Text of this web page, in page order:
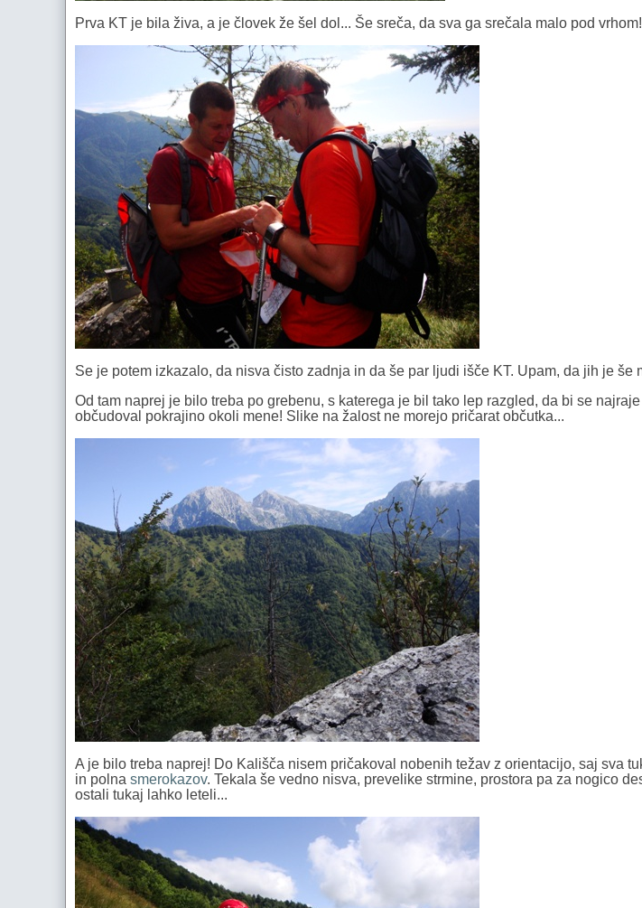
Prva KT je bila živa, a je človek že šel dol... Še sreča, da sva ga srečala malo pod
Se je potem izkazalo, da nisva čisto zadnja in da še par ljudi išče KT. Upam, da jih je še
Od tam naprej je bilo treba po grebenu, s katerega je bil tako lep razgled, da bi se
občudoval pokrajino okoli mene! Slike na žalost ne morejo pričarat občutka...
A je bilo treba naprej! Do Kališča nisem pričakoval nobenih težav z orientacijo, saj sva
in polna smerokazov. Tekala še vedno nisva, prevelike strmine, prostora pa za nogico
ostali tukaj lahko leteli...